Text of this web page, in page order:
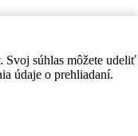
Svoj súhlas môžete udeliť
údaje o prehliadaní.